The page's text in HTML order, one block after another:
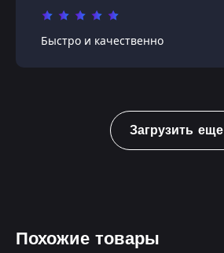
Быстро и качественно
Загрузить еще
Похожие товары